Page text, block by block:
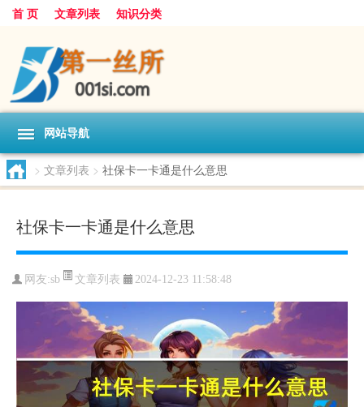
首 页 文章列表 知识分类
网站导航
> 文章列表 > 社保卡一卡通是什么意思
社保卡一卡通是什么意思
网友:sb 文章列表 2024-12-23 11:58:48